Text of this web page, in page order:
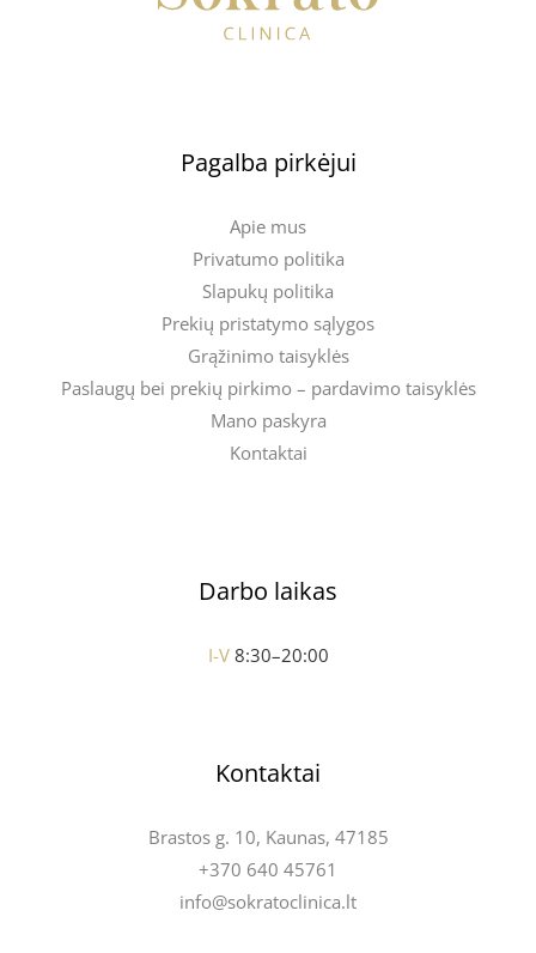
Pagalba pirkėjui
Apie mus
Privatumo politika
Slapukų politika
Prekių pristatymo sąlygos
Grąžinimo taisyklės
Paslaugų bei prekių pirkimo – pardavimo taisyklės
Mano paskyra
Kontaktai
Darbo laikas
I-V 8:30–20:00
Kontaktai
Brastos g. 10, Kaunas, 47185
+370 640 45761
info@sokratoclinica.lt